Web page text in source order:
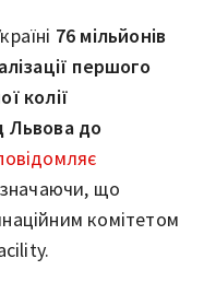
76 мільйонів
першого
колії
Львова до
що
комітетом